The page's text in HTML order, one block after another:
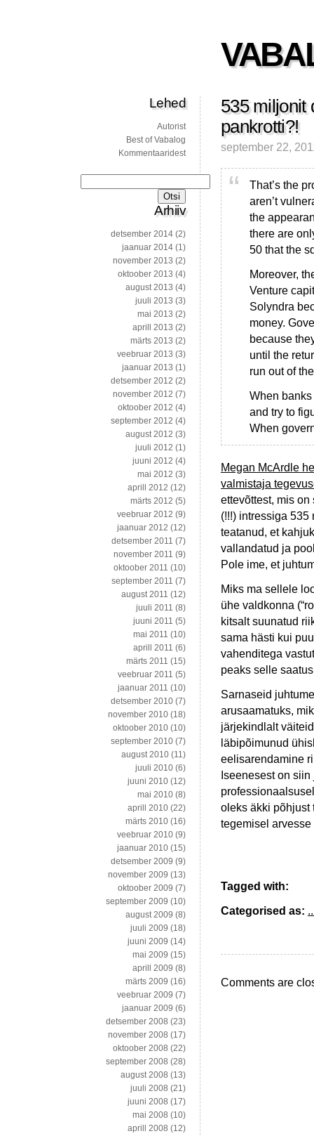
535 miljonit
pankrotti?!
september 22,
That’s the
aren’t
the
there are
50 that the
Moreover,
Venture
Solyndra
money.
because
until the
run out of
When
and try to
When
Megan McArdle
valmistaja
ettevõttest, mis
(!!!) intressiga
teatanud, et
vallandatud ja
Pole ime, et
Miks ma sellele
ühe valdkonna
kitsalt suunatud
sama hästi kui
vahenditega
peaks selle
Sarnaseid
arusaamatuks,
järjekindlalt
läbipõimunud
eelisarendamine
Iseenesest on
oleks äkki põhjust
tegemisel
Tagged with:
Categorised as:
Comments are
Lehed
Autorist
Best of Vabalog
Kommentaaridest
Arhiiv
detsember 2014 (2)
jaanuar 2014 (1)
november 2013 (2)
oktoober 2013 (4)
august 2013 (4)
juuli 2013 (3)
mai 2013 (2)
aprill 2013 (2)
märts 2013 (2)
veebruar 2013 (3)
jaanuar 2013 (1)
detsember 2012 (2)
november 2012 (7)
oktoober 2012 (4)
september 2012 (4)
august 2012 (3)
juuli 2012 (1)
juuni 2012 (4)
mai 2012 (3)
aprill 2012 (12)
märts 2012 (5)
veebruar 2012 (9)
jaanuar 2012 (12)
detsember 2011 (7)
november 2011 (9)
oktoober 2011 (10)
september 2011 (7)
august 2011 (12)
juuli 2011 (8)
juuni 2011 (5)
mai 2011 (10)
aprill 2011 (6)
märts 2011 (15)
veebruar 2011 (5)
jaanuar 2011 (10)
detsember 2010 (7)
november 2010 (18)
oktoober 2010 (10)
september 2010 (7)
august 2010 (11)
juuli 2010 (6)
juuni 2010 (12)
mai 2010 (8)
aprill 2010 (22)
märts 2010 (16)
veebruar 2010 (9)
jaanuar 2010 (15)
detsember 2009 (9)
november 2009 (13)
oktoober 2009 (7)
september 2009 (10)
august 2009 (8)
juuli 2009 (18)
juuni 2009 (14)
mai 2009 (15)
aprill 2009 (8)
märts 2009 (16)
veebruar 2009 (7)
jaanuar 2009 (6)
detsember 2008 (23)
november 2008 (17)
oktoober 2008 (22)
september 2008 (28)
august 2008 (13)
juuli 2008 (21)
juuni 2008 (17)
mai 2008 (10)
aprill 2008 (12)